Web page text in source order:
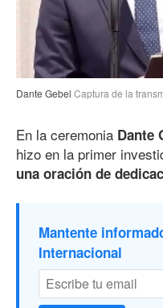
Dante Gebel Captura de la
En la ceremonia Dante
hizo en la primer
una oración de
Mantente
Internacional